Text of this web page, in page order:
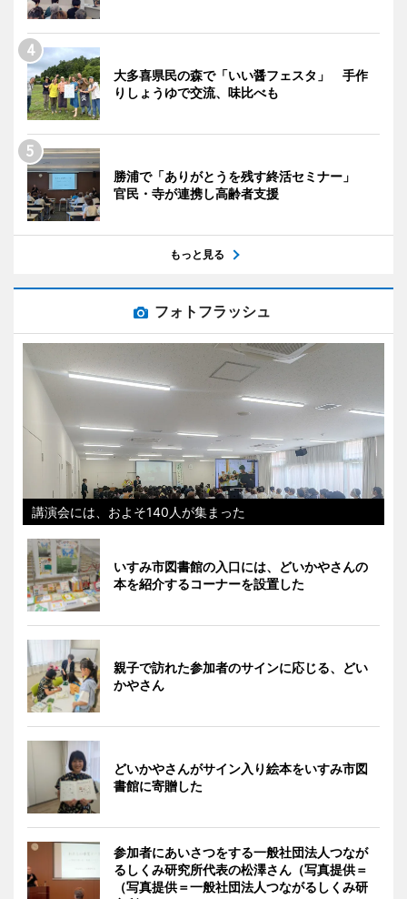
大多喜県民の森で「いい醤フェスタ」 手作
りしょうゆで交流、味比べも
勝浦で「ありがとうを残す終活セミナー」
官民・寺が連携し高齢者支援
もっと見る
フォトフラッシュ
講演会には、およそ140人が集まった
いすみ市図書館の入口には、どいかやさんの
本を紹介するコーナーを設置した
親子で訪れた参加者のサインに応じる、どい
かやさん
どいかやさんがサイン入り絵本をいすみ市図
書館に寄贈した
参加者にあいさつをする一般社団法人つなが
るしくみ研究所代表の松澤さん（写真提供＝
（写真提供＝一般社団法人つながるしくみ研